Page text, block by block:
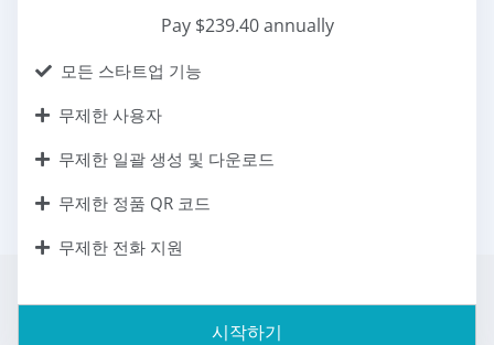
Pay $239.40 annually
모든 스타트업 기능
무제한 사용자
무제한 일괄 생성 및 다운로드
무제한 정품 QR 코드
무제한 전화 지원
시작하기